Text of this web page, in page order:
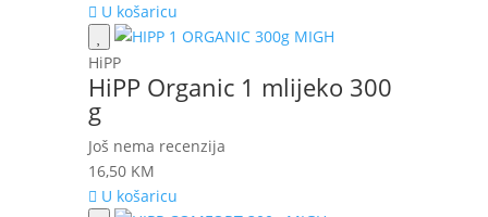
U košaricu
HiPP
HiPP Organic 1 mlijeko 300
g
Još nema recenzija
16,50 KM
U košaricu